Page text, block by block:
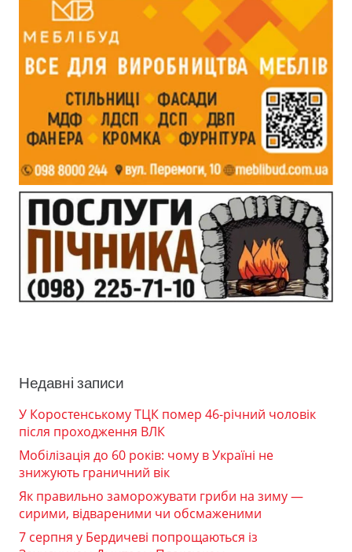
Недавні записи
У Коростенському ТЦК помер 46-річний чоловік
після проходження ВЛК
Мобілізація до 60 років: чому в Україні не
знижують граничний вік
Як правильно заморожувати гриби на зиму —
сирими, відвареними чи обсмаженими
7 серпня у Бердичеві попрощаються із